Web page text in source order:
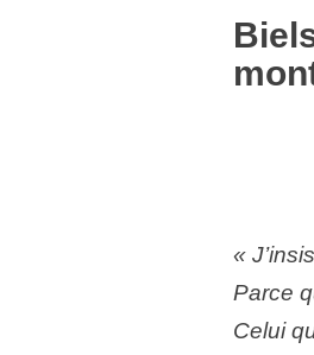
«
Parce
Celui